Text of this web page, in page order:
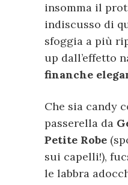
insomma il
indiscusso di
sfoggia a più
up dall’effetto
finanche
Che sia candy
passerella da
Petite Robe
sui capelli!),
le labbra